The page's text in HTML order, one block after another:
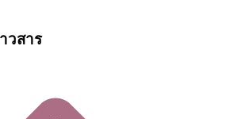
วสาร